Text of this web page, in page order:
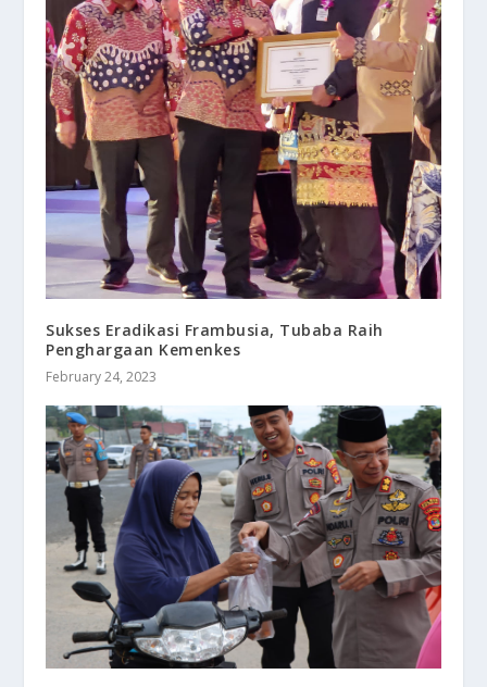
Sukses Eradikasi Frambusia, Tubaba Raih
Penghargaan Kemenkes
February 24, 2023